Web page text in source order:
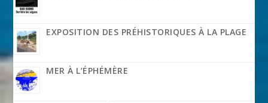
EXPOSITION DES PRÉHISTORIQUES À LA PLAGE
MER À L’ÉPHÉMÈRE